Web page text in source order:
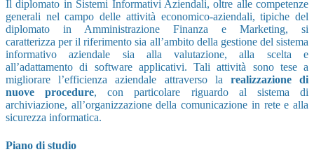
Il diplomato in Sistemi Informativi Aziendali, oltre alle competenze
generali nel campo delle attività economico-aziendali, tipiche del
diplomato in Amministrazione Finanza e Marketing, si
caratterizza per il riferimento sia all’ambito della gestione del sistema
informativo aziendale sia alla valutazione, alla scelta e
all’adattamento di software applicativi. Tali attività sono tese a
migliorare l’efficienza aziendale attraverso la realizzazione di
nuove procedure, con particolare riguardo al sistema di
archiviazione, all’organizzazione della comunicazione in rete e alla
sicurezza informatica.
Piano di studio